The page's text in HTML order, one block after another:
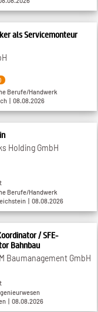
als Servicemonteur
Berufe/Handwerk
| 08.08.2026
Holding GmbH
Berufe/Handwerk
| 08.08.2026
/ SFE-
Bahnbau
Baumanagement GmbH
| 08.08.2026